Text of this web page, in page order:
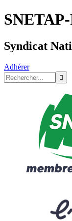
Syndicat
Adhérer